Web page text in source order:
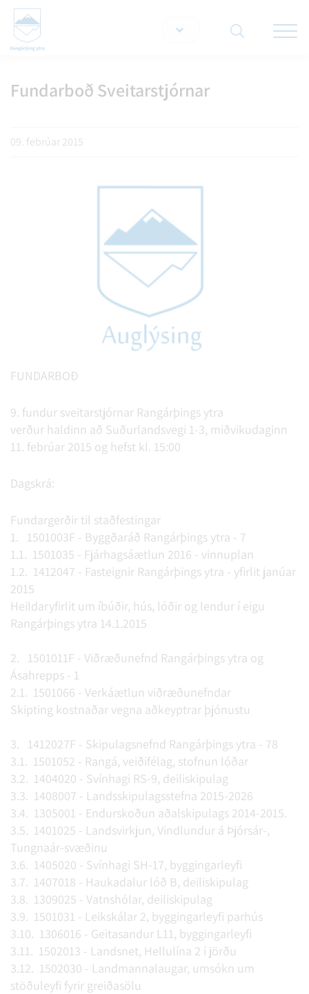
Fundarboð Sveitarstjórnar
09. febrúar 2015
FUNDARBOÐ
9. fundur sveitarstjórnar Rangárþings ytra
verður haldinn að Suðurlandsvegi 1-3, miðvikudaginn
11. febrúar 2015 og hefst kl. 15:00
Dagskrá:
Fundargerðir til staðfestingar
1. 1501003F - Byggðaráð Rangárþings ytra - 7
1.1. 1501035 - Fjárhagsáætlun 2016 - vinnuplan
1.2. 1412047 - Fasteignir Rangárþings ytra - yfirlit janúar
2015
Heildaryfirlit um íbúðir, hús, lóðir og lendur í eigu
Rangárþings ytra 14.1.2015
2. 1501011F - Viðræðunefnd Rangárþings ytra og
Ásahrepps - 1
2.1. 1501066 - Verkáætlun viðræðunefndar
Skipting kostnaðar vegna aðkeyptrar þjónustu
3. 1412027F - Skipulagsnefnd Rangárþings ytra - 78
3.1. 1501052 - Rangá, veiðifélag, stofnun lóðar
3.2. 1404020 - Svínhagi RS-9, deiliskipulag
3.3. 1408007 - Landsskipulagsstefna 2015-2026
3.4. 1305001 - Endurskoðun aðalskipulags 2014-2015.
3.5. 1401025 - Landsvirkjun, Vindlundur á Þjórsár-,
Tungnaár-svæðinu
3.6. 1405020 - Svínhagi SH-17, byggingarleyfi
3.7. 1407018 - Haukadalur lóð B, deiliskipulag
3.8. 1309025 - Vatnshólar, deiliskipulag
3.9. 1501031 - Leikskálar 2, byggingarleyfi parhús
3.10. 1306016 - Geitasandur L11, byggingarleyfi
3.11. 1502013 - Landsnet, Hellulína 2 í jörðu
3.12. 1502030 - Landmannalaugar, umsókn um
stöðuleyfi fyrir greiðasölu
Leita á vef